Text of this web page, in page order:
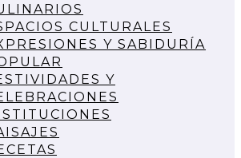
CULTURALES
Y SABIDURÍA
Y